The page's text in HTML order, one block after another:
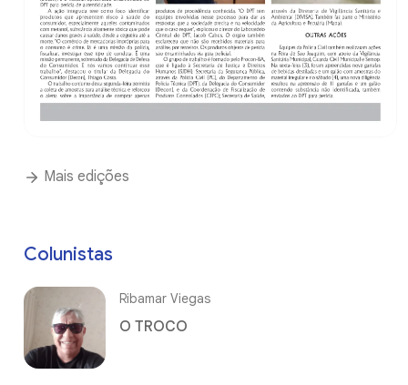
Mais edições
Colunistas
Ribamar Viegas
O TROCO